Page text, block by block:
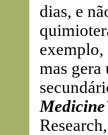
dias, e
exemplo,
mas gera